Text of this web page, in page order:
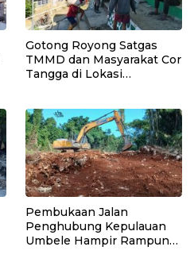
Gotong Royong Satgas
TMMD dan Masyarakat Cor
Tangga di Lokasi
Pembukaan Jalan
Penghubung Kepulauan
Umbele Hampir Rampung